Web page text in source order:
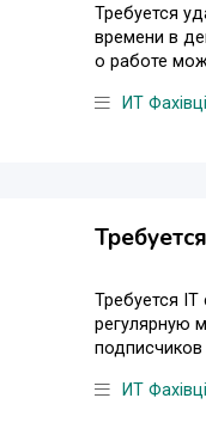
Требуется
времени в
о работе
ИТ Фахівці
Требуется
регулярную
ИТ Фахівці